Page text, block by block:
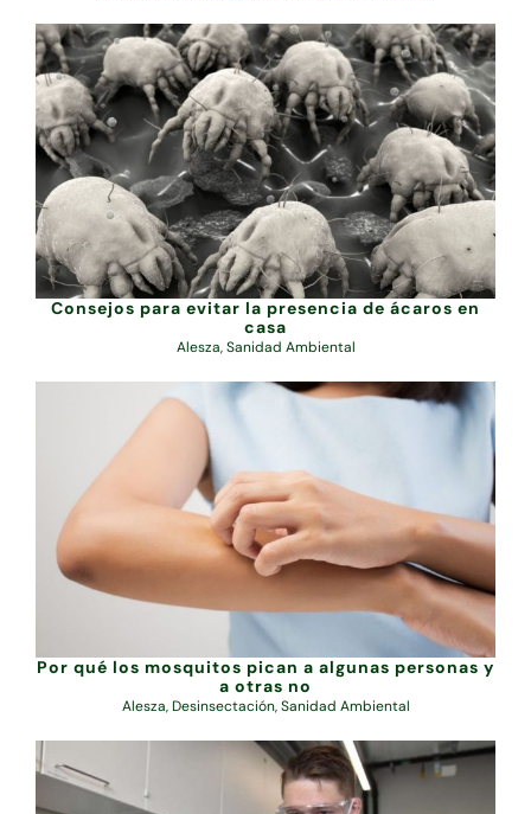
Consejos para evitar la presencia de ácaros en
casa
Alesza,Sanidad Ambiental
Por qué los mosquitos pican a algunas personas y
a otras no
Alesza,Desinsectación,Sanidad Ambiental